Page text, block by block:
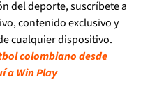
del deporte, suscríbete a
contenido exclusivo y
cualquier dispositivo.
colombiano desde
a Win Play